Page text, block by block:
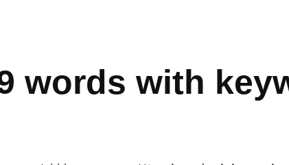
words with